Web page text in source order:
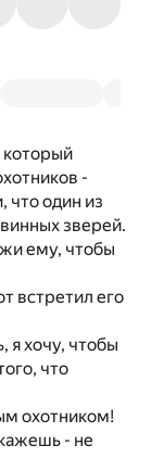
который
-
что один из
зверей.
ему, чтобы
встретил его
я хочу, чтобы
что
охотником!
- не